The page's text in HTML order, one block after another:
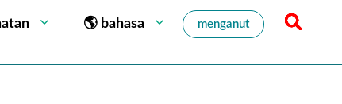
🌎 bahasa menganut